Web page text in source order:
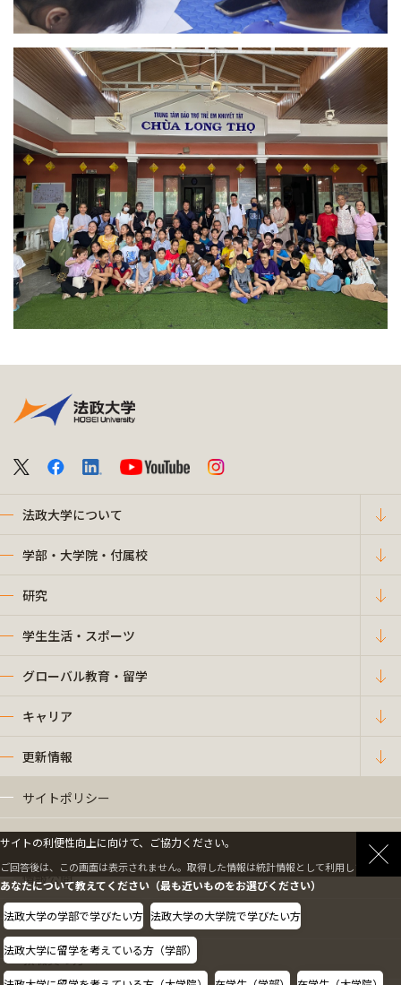
法政大学について
学部・大学院・付属校
研究
学生生活・スポーツ
グローバル教育・留学
キャリア
更新情報
サイトポリシー
プライバシーポリシー
情報公開
採用情報
教職員の方へ
サイトの利便性向上に向けて、ご協力ください。
ご回答後は、この画面は表示されません。取得した情報は統計情報として利用します。
あなたについて教えてください（最も近いものをお選びください）
法政大学の学部で学びたい方 法政大学の大学院で学びたい方
法政大学に留学を考えている方（学部）